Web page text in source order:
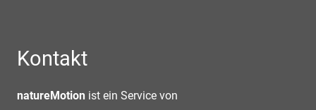
Kontakt
natureMotion ist ein Service von